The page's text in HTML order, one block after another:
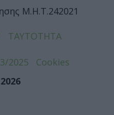
Μ.Η.Τ.242021
ΤΑΥΤΟΤΗΤΑ
2025
Cookies